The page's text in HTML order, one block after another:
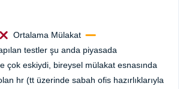
Ortalama Mülakat
testler şu anda piyasada
çok eskiydi, bireysel mülakat esnasında
hr (tt üzerinde sabah ofis hazırlıklarıyla